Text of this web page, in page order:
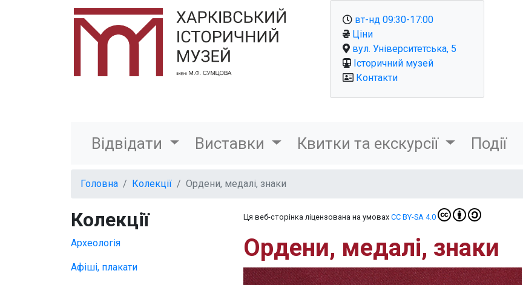
вт-нд 09:30-17:00
Ціни
вул. Університетська, 5
Історичний музей
Контакти
Відвідати Виставки Квитки та екскурсії Події
Головна Колекції Ордени, медалі, знаки
Колекції
Археологія
Афіші, плакати
Ця веб-сторінка ліцензована на умовах CC BY-SA 4.0
Ордени, медалі, знаки